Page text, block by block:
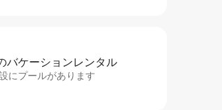
バ⁠ケ⁠ー⁠シ⁠ョ⁠ンレ⁠ン⁠タ⁠ル
にプールがあります